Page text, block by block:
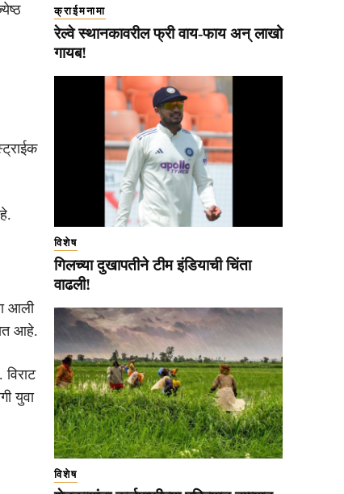
आली
आहे.
युवा
क्राईमनामा
रेल्वे स्थानकावरील फ्री वाय-फाय अन् लाखो
गायब!
विशेष
गिलच्या दुखापतीने टीम इंडियाची चिंता
वाढली!
विशेष